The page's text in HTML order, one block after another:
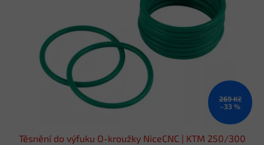
269 Kč
–33 %
Těsnění do výfuku O-kroužky NiceCNC | KTM 250/300